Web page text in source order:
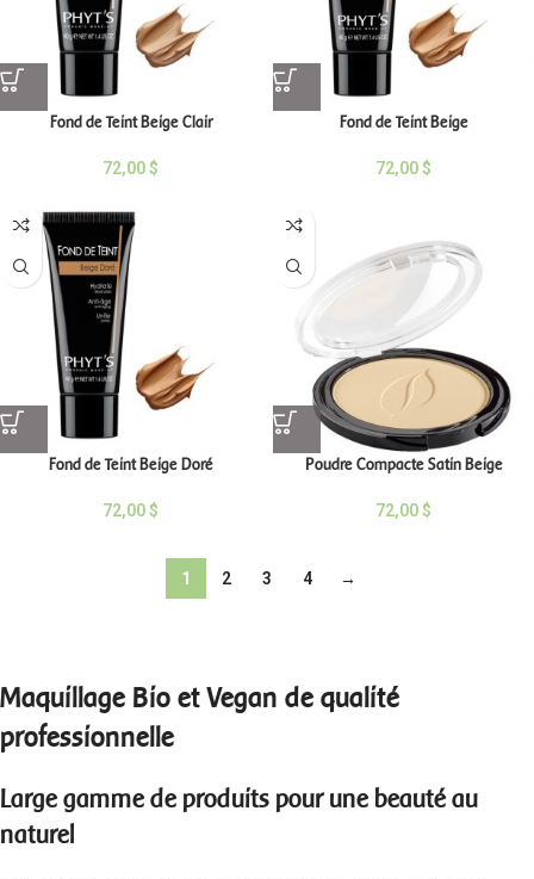
Fond de Teint Beige Clair
72,00$
Fond de Teint Beige
72,00$
Fond de Teint Beige Doré
72,00$
Poudre Compacte Satin Beige
72,00$
1 2 3 4 →
Maquillage Bio et Vegan de qualité
professionnelle
Large gamme de produits pour une beauté au
naturel